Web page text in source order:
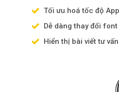
Tối ưu hoá tốc độ App
Dễ dàng thay đổi
Hiển thị bài viết tư